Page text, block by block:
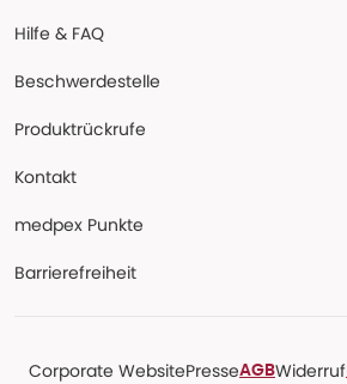
Hilfe & FAQ
Beschwerdestelle
Produktrückrufe
Kontakt
medpex Punkte
Barrierefreiheit
Corporate WebsitePresseAGBWiderruf